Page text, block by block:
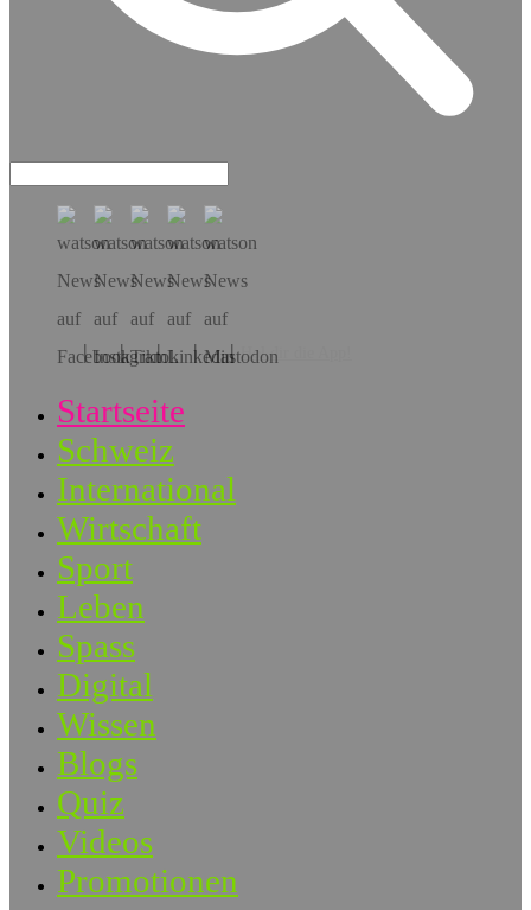
Hol dir die App!
Startseite
Schweiz
International
Wirtschaft
Sport
Leben
Spass
Digital
Wissen
Blogs
Quiz
Videos
Promotionen